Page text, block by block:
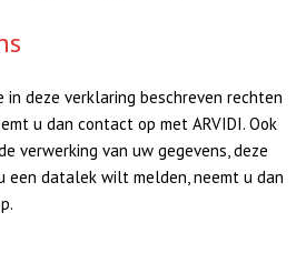
in deze verklaring beschreven rechten
u dan contact op met ARVIDI. Ook
verwerking van uw gegevens, deze
een datalek wilt melden, neemt u dan